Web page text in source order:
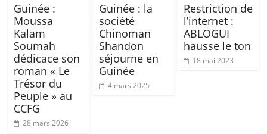
Guinée :
Moussa
Kalam
Soumah
dédicace son
roman « Le
Trésor du
Peuple » au
CCFG
28 mars 2026
Guinée : la
société
Chinoman
Shandon
séjourne en
Guinée
4 mars 2025
Restriction de
l’internet :
ABLOGUI
hausse le ton
18 mai 2023